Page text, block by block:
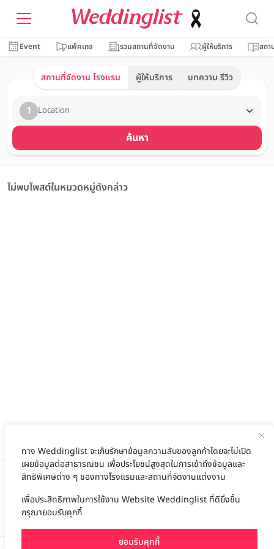
ทาง Weddinglist จะเก็บรักษาข้อมูลความลับของลูกค้าโดยจะไม่เปิด
เผยข้อมูลต่อสาธารณชน เพื่อประโยชน์สูงสุดในการเข้าถึงข้อมูลและ
สิทธิพิเศษต่าง ๆ ของทางโรงแรมและสถานที่จัดงานแต่งงาน
เพื่อประสิทธิภาพในการใช้งาน Website Weddinglist ที่ดียิ่งขึ้น
กรุณายอมรับคุกกี้
ยอมรับคุกกี้
Event แพ็คเกจ รวมสถานที่จัดงาน ผู้ให้บริการ สถา
สถานที่จัดงาน โรงแรม ผู้ให้บริการ บทความ รีวิว
1 Location
ค้นหา
ไม่พบโพสต์ในหมวดหมู่ดังกล่าว
สนับสนุนโดย